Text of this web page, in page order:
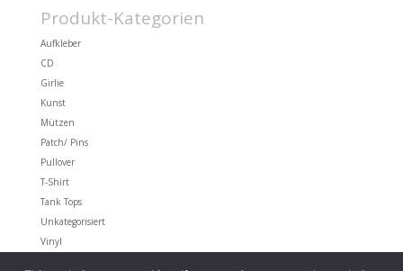
Produkt-Kategorien
Aufkleber
CD
Girlie
Kunst
Mützen
Patch/ Pins
Pullover
T-Shirt
Tank Tops
Unkategorisiert
Vinyl